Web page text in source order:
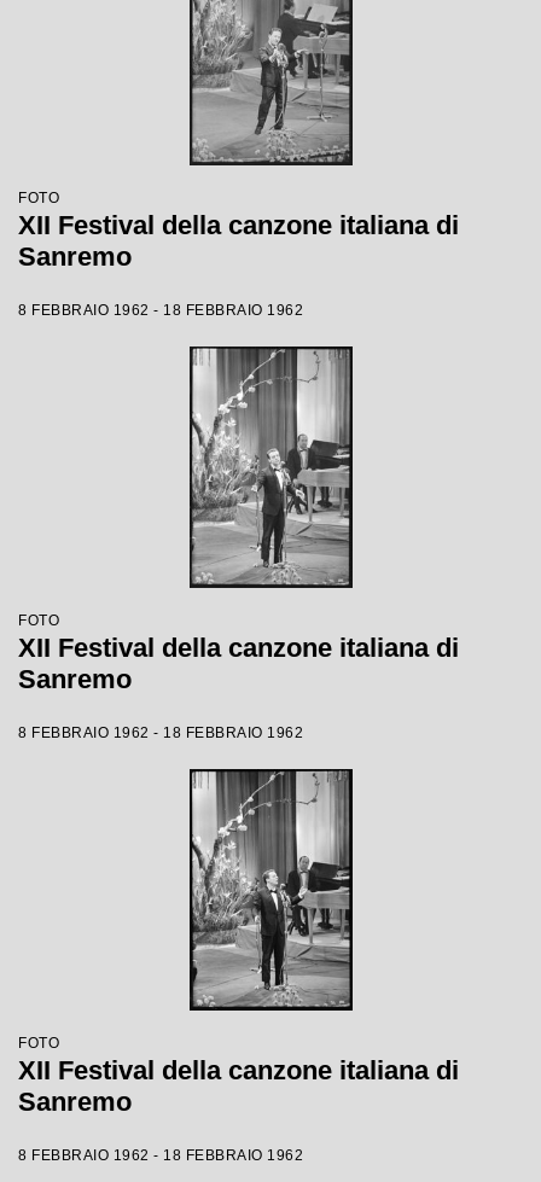
FOTO
XII Festival della canzone italiana di
Sanremo
8 FEBBRAIO 1962 - 18 FEBBRAIO 1962
FOTO
XII Festival della canzone italiana di
Sanremo
8 FEBBRAIO 1962 - 18 FEBBRAIO 1962
FOTO
XII Festival della canzone italiana di
Sanremo
8 FEBBRAIO 1962 - 18 FEBBRAIO 1962